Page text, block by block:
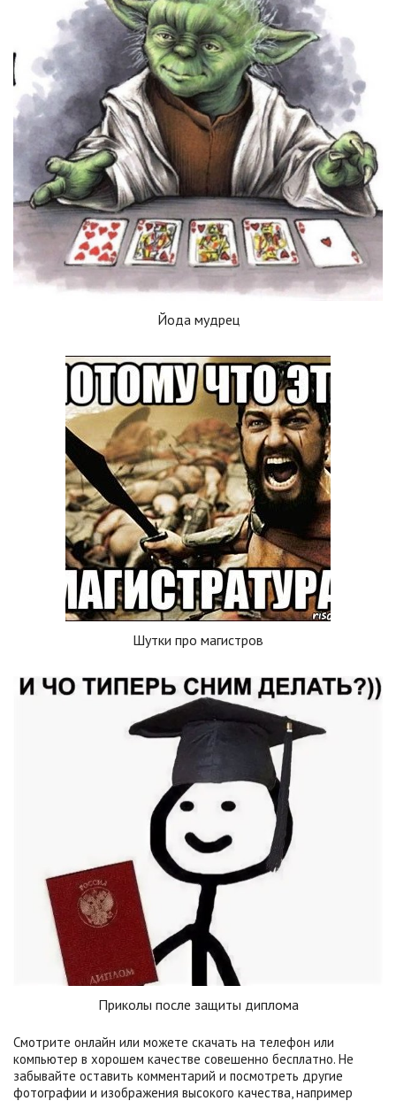
Йода мудрец
Шутки про магистров
Приколы после защиты диплома
Смотрите онлайн или можете скачать на телефон или
компьютер в хорошем качестве совешенно бесплатно. Не
забывайте оставить комментарий и посмотреть другие
фотографии и изображения высокого качества, например